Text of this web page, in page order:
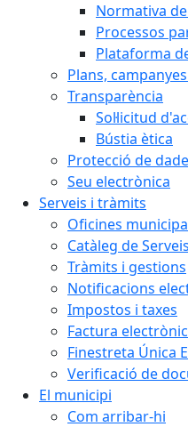
Normativa
Processos
Plataforma
Plans,
Transparència
Sol·licitud
Bústia ètica
Protecció de
Seu electrònica
Serveis i tràmits
Oficines
Catàleg de Serveis
Tràmits i gestions
Notificacions
Impostos i taxes
Factura
Finestreta Única
Verificació de
El municipi
Com arribar-hi